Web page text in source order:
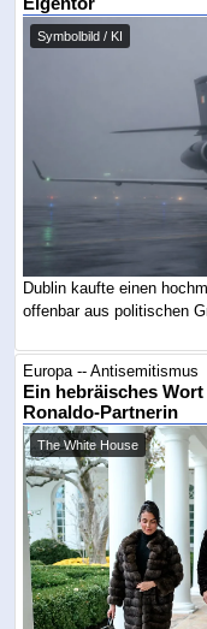
Symbolbild / KI
Dublin kaufte einen
offenbar aus politischen
Europa -- Antisemitismus
Ein hebräisches
Ronaldo-Partnerin
The White House